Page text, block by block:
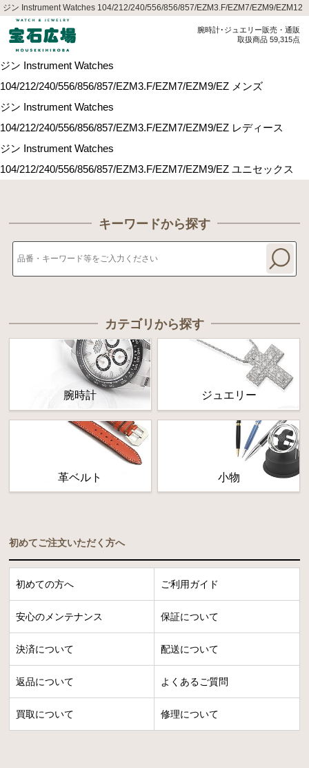
ジン Instrument Watches 104/212/240/556/856/857/EZM3.F/EZM7/EZM9/EZM12
腕時計･ジュエリー販売・通販
取扱商品 59,315点
ジン Instrument Watches
104/212/240/556/856/857/EZM3.F/EZM7/EZM9/EZ メンズ
ジン Instrument Watches
104/212/240/556/856/857/EZM3.F/EZM7/EZM9/EZ レディース
ジン Instrument Watches
104/212/240/556/856/857/EZM3.F/EZM7/EZM9/EZ ユニセックス
キーワードから探す
カテゴリから探す
腕時計 ジュエリー
革ベルト 小物
初めてご注文いただく方へ
初めての方へ ご利用ガイド
安心のメンテナンス 保証について
決済について 配送について
返品について よくあるご質問
買取について 修理について